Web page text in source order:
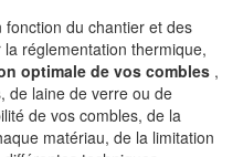
fonction du chantier et des
réglementation thermique,
optimale de vos combles ,
de laine de verre ou de
de vos combles, de la
matériau, de la limitation